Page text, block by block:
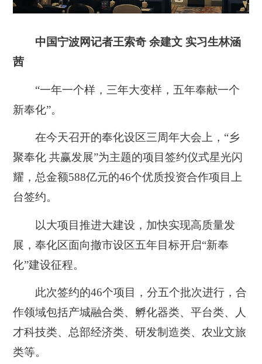
中国宁波网记者王索奇 余建文 实习生林涵
茜
“一年一个样，三年大变样，五年奉献一个
新奉化”。
在今天召开的奉化设区三周年大会上，“乡
聚奉化 共赢发展”为主题的项目签约仪式星光闪
耀，总金额588亿元的46个优质投资合作项目上
台签约。
以大项目推进大建设，加快实现高质量发
展，奉化区面向撤市设区五年目标开启“新奉
化”建设征程。
此次签约的46个项目，分五个批次进行，合
作领域包括产城融合类、孵化器类、平台类、人
才科技类、总部经济类、研发制造类、农业文旅
类等。